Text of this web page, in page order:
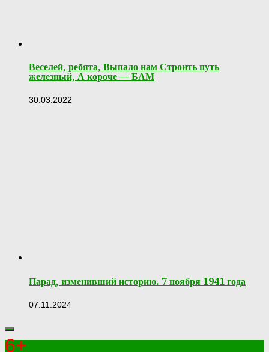
Веселей, ребята, Выпало нам Строить путь
железный, А короче — БАМ
30.03.2022
Парад, изменивший историю. 7 ноября 1941 года
07.11.2024
6+